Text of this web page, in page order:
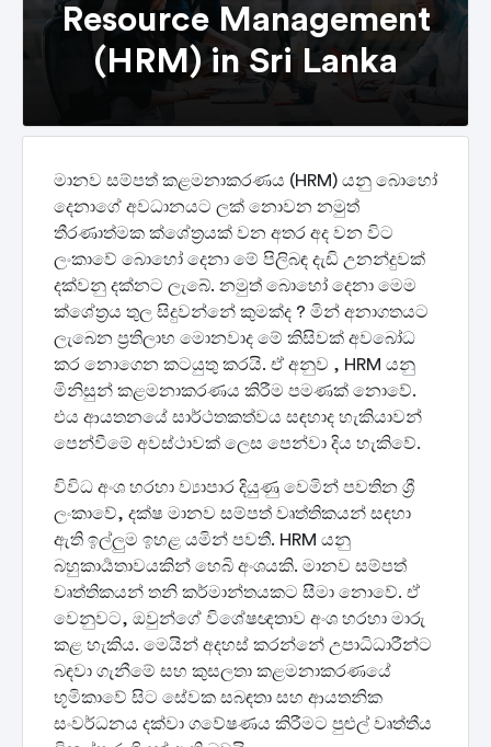
Resource Management
(HRM) in Sri Lanka
මානව සම්පත් කළමනාකරණය (HRM) යනු බොහෝ
දෙනාගේ අවධානයට ලක් නොවන නමුත්
තීරණාත්මක ක්ශේත්‍රයක් වන අතර අද වන විට
ලංකාවේ බොහෝ දෙනා මේ පිලිබඳ දැඩි උනන්දුවක්
දක්වනු දක්නට ලැබේ. නමුත් බොහෝ දෙනා මෙම
ක්ශේත්‍රය තුල සිදුවන්නේ කුමක්ද ? මින් අනාගතයට
ලැබෙන ප්‍රතිලාභ මොනවාද මේ කිසිවක් අවබෝධ
කර නොගෙන කටයුතු කරයි. ඒ අනුව , HRM යනු
මිනිසුන් කළමනාකරණය කිරීම පමණක් නොවේ.
එය ආයතනයේ සාර්ථතකත්වය සඳහාද හැකියාවන්
පෙන්වීමේ අවස්ථාවක් ලෙස පෙන්වා දිය හැකිවේ.
විවිධ අංශ හරහා ව්‍යාපාර දියුණු වෙමින් පවතින ශ්‍රී
ලංකාවේ, දක්ෂ මානව සම්පත් වෘත්තිකයන් සඳහා
ඇති ඉල්ලුම ඉහළ යමින් පවතී. HRM යනු
බහුකාර්‍යතාවයකින් හෙබි අංශයකි. මානව සම්පත්
වෘත්තිකයන් තනි කර්මාන්තයකට සීමා නොවේ. ඒ
වෙනුවට, ඔවුන්ගේ විශේෂඥතාව අංශ හරහා මාරු
කළ හැකිය. මෙයින් අදහස් කරන්නේ උපාධිධාරීන්ට
බඳවා ගැනීමේ සහ කුසලතා කළමනාකරණයේ
භූමිකාවේ සිට සේවක සබඳතා සහ ආයතනික
සංවර්ධනය දක්වා ගවේෂණය කිරීමට පුළුල් වෘත්තීය